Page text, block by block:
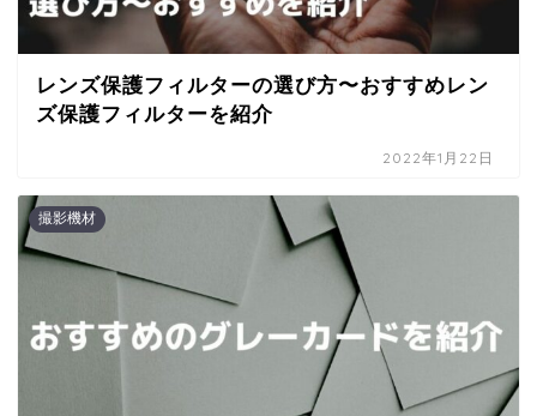
レンズ保護フィルターの選び方〜おすすめレン
ズ保護フィルターを紹介
2022年1月22日
撮影機材